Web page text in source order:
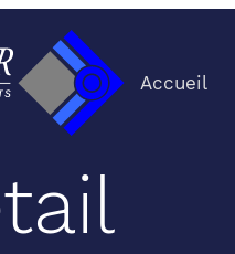
Accueil